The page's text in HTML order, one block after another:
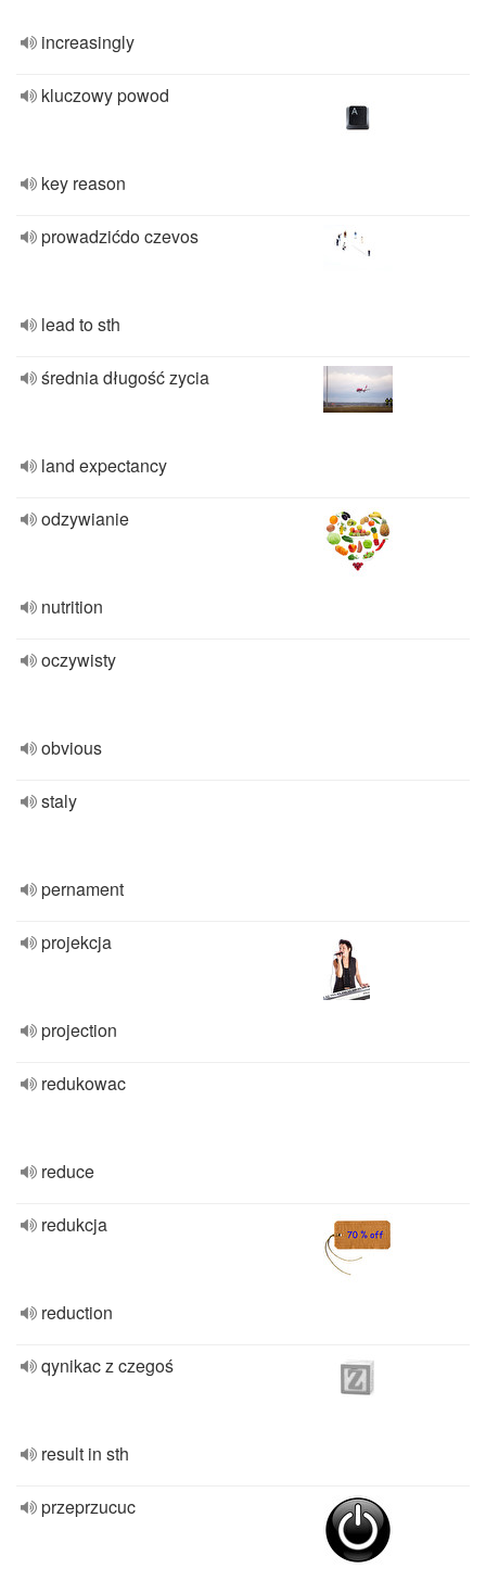
increasingly
kluczowy powod
key reason
prowadzićdo czevos
lead to sth
średnia długość zycia
land expectancy
odzywianie
nutrition
oczywisty
obvious
staly
pernament
projekcja
projection
redukowac
reduce
redukcja
reduction
qynikac z czegoś
result in sth
przeprzucuc